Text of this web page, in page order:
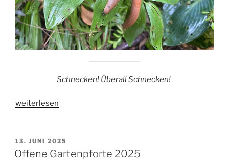
Schnecken! Überall Schnecken!
„Schneckenplage“
weiterlesen
VERÖFFENTLICHT
AM
13. JUNI 2025
Offene Gartenpforte 2025